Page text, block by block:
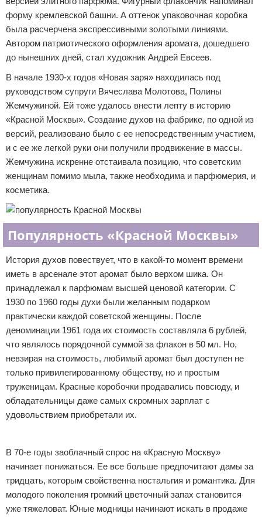
форму кремлевской башни. А оттенок упаковочная коробка
была расчерчена экспрессивными золотыми линиями.
Автором патриотического оформления аромата, дошедшего
до нынешних дней, стал художник Андрей Евсеев.
В начале 1930-х годов «Новая заря» находилась под
руководством супруги Вячеслава Молотова, Полины
Жемчужиной. Ей тоже удалось внести лепту в историю
«Красной Москвы». Создание духов на фабрике, по одной из
версий, реализовано было с ее непосредственным участием,
и с ее же легкой руки они получили продвижение в массы.
Жемчужина искренне отстаивала позицию, что советским
женщинам помимо мыла, также необходима и парфюмерия, и
косметика.
Популярность «Красной Москвы»
История духов повествует, что в какой-то момент времени
иметь в арсенале этот аромат было верхом шика. Он
принадлежал к парфюмам высшей ценовой категории. С
1930 по 1960 годы духи были желанным подарком
практически каждой советской женщины. После
деноминации 1961 года их стоимость составляла 6 рублей,
что являлось порядочной суммой за флакон в 50 мл. Но,
невзирая на стоимость, любимый аромат был доступен не
только привилегированному обществу, но и простым
труженицам. Красные коробочки продавались повсюду, и
обладательницы даже самых скромных зарплат с
удовольствием приобретали их.
В 70-е годы заоблачный спрос на «Красную Москву»
начинает понижаться. Ее все больше предпочитают дамы за
тридцать, которым свойственна ностальгия и романтика. Для
молодого поколения громкий цветочный запах становится
уже тяжеловат. Юные модницы начинают искать в продаже